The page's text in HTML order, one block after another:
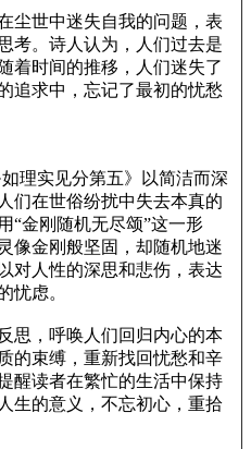
尘世中迷失自我的问题，表
考。诗人认为，人们过去是
着时间的推移，人们迷失了
追求中，忘记了最初的忧愁
如理实见分第五》以简洁而深
们在世俗纷扰中失去本真的
“金刚随机无尽颂”这一形
像金刚般坚固，却随机地迷
对人性的深思和悲伤，表达
忧虑。
思，呼唤人们回归内心的本
的束缚，重新找回忧愁和辛
醒读者在繁忙的生活中保持
生的意义，不忘初心，重拾